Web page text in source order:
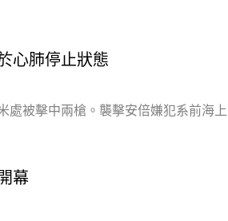
心肺停止狀態
處被擊中兩槍。襲擊安倍嫌犯系前海上
幕